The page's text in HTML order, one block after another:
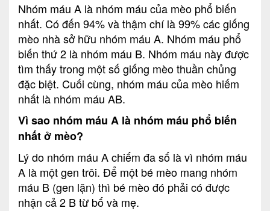
Nhóm máu A là nhóm máu của mèo phổ biến
nhất. Có đến 94% và thậm chí là 99% các giống
mèo nhà sở hữu nhóm máu A. Nhóm máu phổ
biến thứ 2 là nhóm máu B. Nhóm máu này được
tìm thấy trong một số giống mèo thuần chủng
đặc biệt. Cuối cùng, nhóm máu của mèo hiếm
nhất là nhóm máu AB.
Vì sao nhóm máu A là nhóm máu phổ biến
nhất ở mèo?
Lý do nhóm máu A chiếm đa số là vì nhóm máu
A là một gen trôi. Để một bé mèo mang nhóm
máu B (gen lặn) thì bé mèo đó phải có được
nhận cả 2 B từ bố và mẹ.